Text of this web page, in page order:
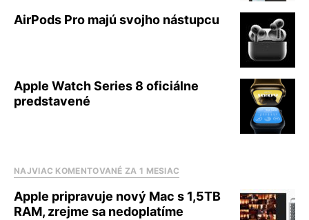
AirPods Pro majú svojho nástupcu
Apple Watch Series 8 oficiálne
predstavené
NAJVIAC KOMENTOVANÉ ZA 1 MESIAC
Apple pripravuje nový Mac s 1,5TB
RAM, zrejme sa nedoplatíme